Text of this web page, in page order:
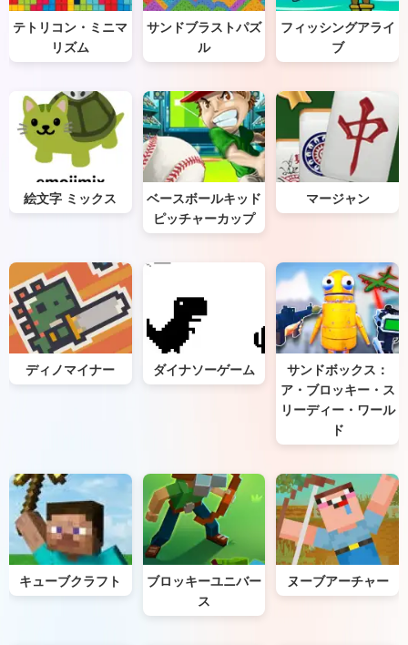
テトリコン・ミニマ
リズム
サンドブラストパズ
ル
フィッシングアライ
ブ
絵文字 ミックス
ベースボールキッド
ピッチャーカップ
マージャン
ディノマイナー ダイナソーゲーム
サンドボックス：
ア・ブロッキー・ス
リーディー・ワール
ド
キューブクラフト
ブロッキーユニバー
ス
ヌーブアーチャー